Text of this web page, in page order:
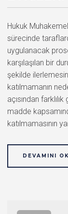
Hukuk
sürecinde
uygulanacak
karşılaşılan bir
şekilde
katılmamanın
açısından
madde
katılmamasının
DEVAMINI